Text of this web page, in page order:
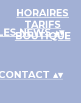
HORAIRES
TARIFS
BOUTIQUE
NEWS▴▾
▴▾